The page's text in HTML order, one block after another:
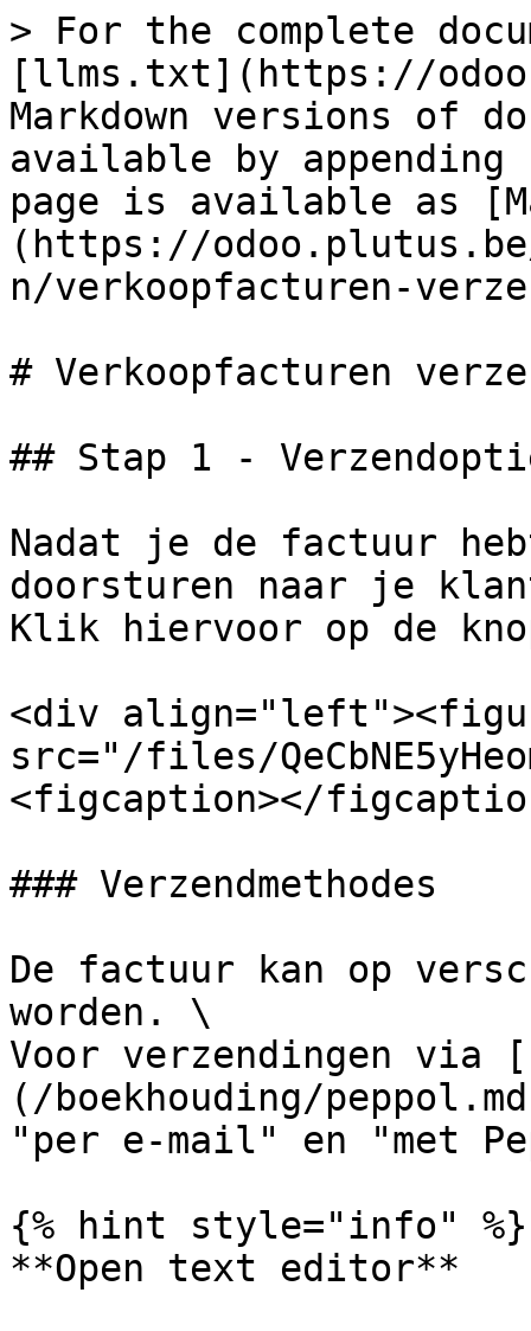
> For the complete
[llms.txt](https://
Markdown versions of
available by
page is available as
(https://
n/verkoopfacturen-
# Verkoopfacturen
## Stap 1 -
Nadat je de factuur
doorsturen naar je
Klik hiervoor op de
<div
src="/files/
<figcaption></
### Verzendmethodes
De factuur kan op
worden. \
Voor verzendingen via
(/boekhouding/
"per e-mail" en "met
{% hint style="info" %}
**Open text editor**